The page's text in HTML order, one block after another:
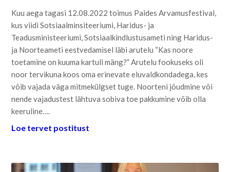
Kuu aega tagasi 12.08.2022 toimus Paides Arvamusfestival,
kus viidi Sotsiaalminsiteeriumi, Haridus- ja
Teadusministeeriumi, Sotsiaalkindlustusameti ning Haridus-
ja Noorteameti eestvedamisel läbi arutelu “Kas noore
toetamine on kuuma kartuli mäng?” Arutelu fookuseks oli
noor tervikuna koos oma erinevate eluvaldkondadega, kes
võib vajada väga mitmekülgset tuge. Noorteni jõudmine või
nende vajadustest lähtuva sobiva toe pakkumine võib olla
keeruline….
Loe tervet postitust